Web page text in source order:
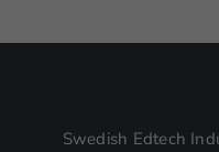
Swedish Edtech